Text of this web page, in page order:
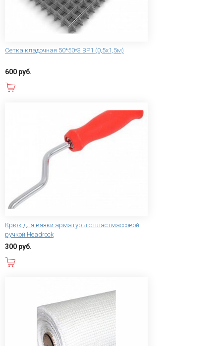
Сетка кладочная 50*50*3 ВР1 (0,5х1,5м)
600 руб.
Крюк для вязки арматуры с пластмассовой
ручкой Headrock
300 руб.